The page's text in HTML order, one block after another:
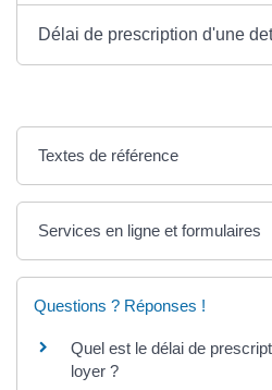
Délai de prescription d'une
Textes de référence
Services en ligne et formulaires
Questions ? Réponses !
Quel est le délai de
loyer ?